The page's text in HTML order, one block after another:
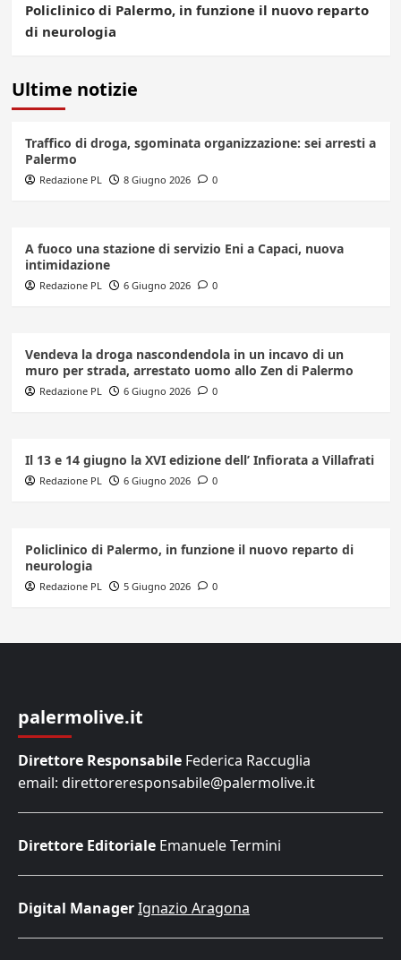
Policlinico di Palermo, in funzione il nuovo reparto
di neurologia
Ultime notizie
Traffico di droga, sgominata organizzazione: sei arresti a
Palermo
Redazione PL 8 Giugno 2026 0
A fuoco una stazione di servizio Eni a Capaci, nuova
intimidazione
Redazione PL 6 Giugno 2026 0
Vendeva la droga nascondendola in un incavo di un
muro per strada, arrestato uomo allo Zen di Palermo
Redazione PL 6 Giugno 2026 0
Il 13 e 14 giugno la XVI edizione dell’ Infiorata a Villafrati
Redazione PL 6 Giugno 2026 0
Policlinico di Palermo, in funzione il nuovo reparto di
neurologia
Redazione PL 5 Giugno 2026 0
palermolive.it
Direttore Responsabile Federica Raccuglia
email: direttoreresponsabile@palermolive.it
Direttore Editoriale Emanuele Termini
Digital ManagerIgnazio Aragona